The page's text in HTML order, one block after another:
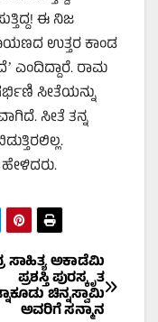
ಈ ನಿಜ
ಉತ್ತರ ಕಾಂಡ
ಎಂದಿದ್ದಾರೆ. ರಾಮ
ಸೀತೆಯನ್ನು
ಸೀತೆ ತನ್ನ
ಸಾಹಿತ್ಯ ಅಕಾಡೆಮಿ
ಪ್ರಶಸ್ತಿ ಪುರಸ್ಕೃತ
ಚಿನ್ನಸ್ವಾಮಿ
ಅವರಿಗೆ ಸನ್ಮಾನ